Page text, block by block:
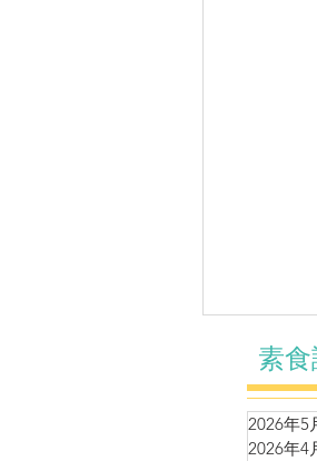
素
2026年5
2026年4